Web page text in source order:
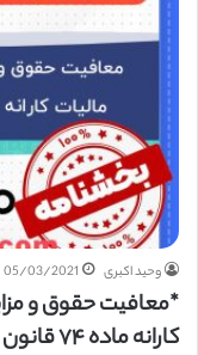
وحید اکبری 05/03/2021
*معافیت حقوق و
کارانه ماده ۷۴ قانون استخدام کشوری